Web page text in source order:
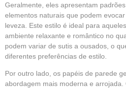
Geralmente, eles apresentam
elementos naturais que podem
leveza. Este estilo é ideal para
ambiente relaxante e romântico no
podem variar de sutis a ousados, o
diferentes preferências de estilo.
Por outro lado, os papéis de parede
abordagem mais moderna e